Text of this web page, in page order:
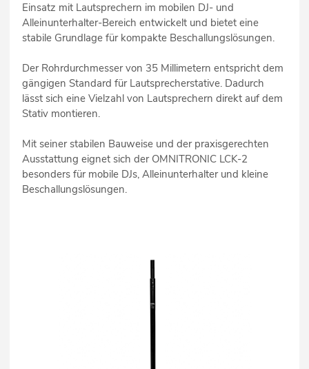
Einsatz mit Lautsprechern im mobilen DJ- und
Alleinunterhalter-Bereich entwickelt und bietet eine
stabile Grundlage für kompakte Beschallungslösungen.
Der Rohrdurchmesser von 35 Millimetern entspricht dem
gängigen Standard für Lautsprecherstative. Dadurch
lässt sich eine Vielzahl von Lautsprechern direkt auf dem
Stativ montieren.
Mit seiner stabilen Bauweise und der praxisgerechten
Ausstattung eignet sich der OMNITRONIC LCK-2
besonders für mobile DJs, Alleinunterhalter und kleine
Beschallungslösungen.